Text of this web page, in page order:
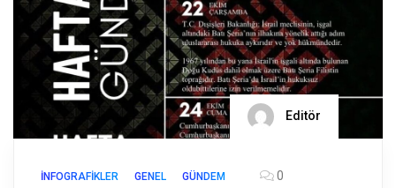
Editör
İNFOGRAFIKLER GENEL GÜNDEM 0